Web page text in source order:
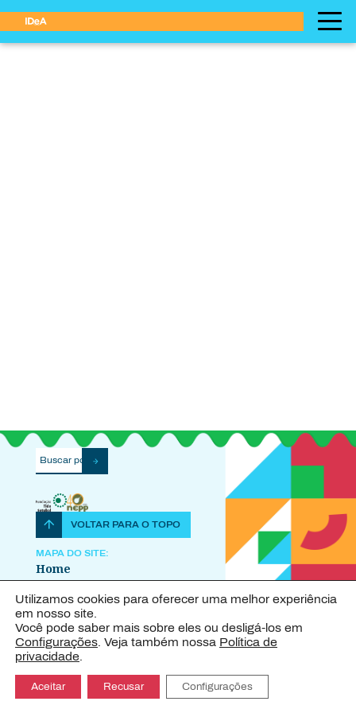
VOLTAR PARA O TOPO
MAPA DO SITE:
Home
Explore o IDeA
Publicações
Contato
IDeA · Copyright © 2023 – DesignFIB – Fabrica de Ideias
Utilizamos cookies para oferecer uma melhor experiência
em nosso site.
Você pode saber mais sobre eles ou desligá-los em
Configurações. Veja também nossa Política de
privacidade.
Aceitar Recusar Configurações